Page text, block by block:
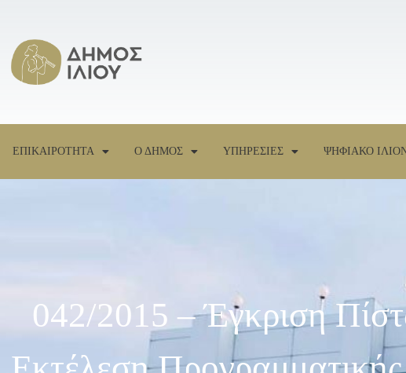
ΕΠΙΚΑΙΡΟΤΗΤΑ Ο ΔΗΜΟΣ ΥΠΗΡΕΣΙΕΣ ΨΗΦΙΑΚΟ
042/2015 – Έγκριση